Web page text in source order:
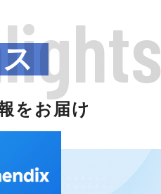
をお届け